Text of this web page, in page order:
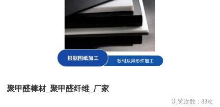
聚甲醛棒材_聚甲醛纤维_厂家
浏览次数： 83次